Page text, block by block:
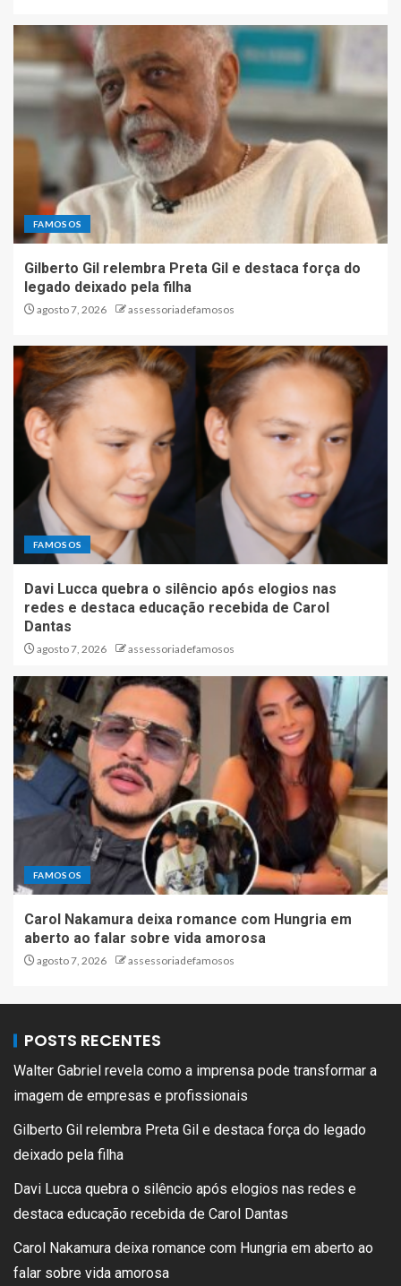
FAMOSOS
Gilberto Gil relembra Preta Gil e destaca força do
legado deixado pela filha
agosto 7, 2026 assessoriadefamosos
FAMOSOS
Davi Lucca quebra o silêncio após elogios nas
redes e destaca educação recebida de Carol
Dantas
agosto 7, 2026 assessoriadefamosos
FAMOSOS
Carol Nakamura deixa romance com Hungria em
aberto ao falar sobre vida amorosa
agosto 7, 2026 assessoriadefamosos
POSTS RECENTES
Walter Gabriel revela como a imprensa pode transformar a
imagem de empresas e profissionais
Gilberto Gil relembra Preta Gil e destaca força do legado
deixado pela filha
Davi Lucca quebra o silêncio após elogios nas redes e
destaca educação recebida de Carol Dantas
Carol Nakamura deixa romance com Hungria em aberto ao
falar sobre vida amorosa